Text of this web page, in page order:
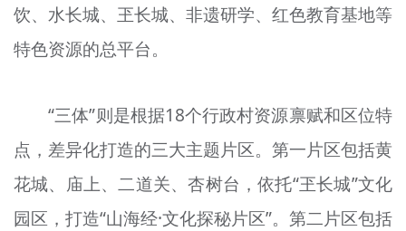
饮、水长城、玊长城、非遗研学、红色教育基地等
特色资源的总平台。
“三体”则是根据18个行政村资源禀赋和区位特
点，差异化打造的三大主题片区。第一片区包括黄
花城、庙上、二道关、杏树台，依托“玊长城”文化
园区，打造“山海经·文化探秘片区”。第二片区包括